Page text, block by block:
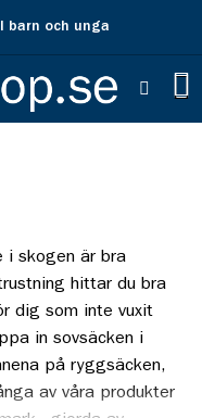
kr
i skogen är bra
hittar du bra
dig som inte vuxit
in sovsäcken i
på ryggsäcken,
av våra produkter